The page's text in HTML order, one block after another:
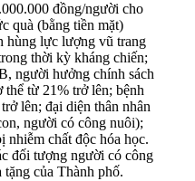
đồng/người cho
quà (bằng tiền mặt)
hùng lực lượng vũ trang
thời kỳ kháng chiến;
người hưởng chính sách
từ 21% trở lên; bệnh
lên; đại diện thân nhân
người có công nuôi);
nhiễm chất độc hóa học.
đối tượng người có công
tặng của Thành phố.